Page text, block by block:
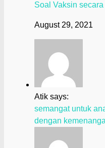
Soal Vaksin
August 29, 2021
Atik says:
semangat untuk
dengan